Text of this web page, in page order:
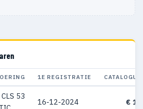
1E REGISTRATIE
53
16-12-2024 €